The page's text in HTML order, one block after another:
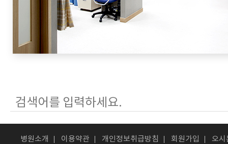
병원소개 이용약관 개인정보취급방침 회원가입 오시